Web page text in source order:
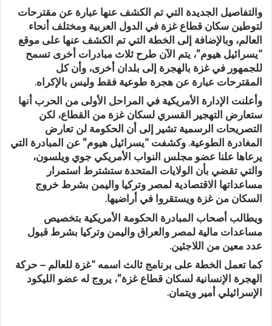
والتفاصيل الجديدة التي تم الكشف عنها عبارة عن مقترحات
لتوطين سكان قطاع غزة في الدول العربية ومختلف أنحاء
العالم، وبالإضافة إلى الخطة التي تم الكشف عنها على موقع
“يسرائيل هيوم”، يتم الآن طرح ثلاث مبادرات أخرى تسمح
للجمهور في غزة بالهجرة إلى بلدان أخرى، وأن كل
المقترحات عبارة عن هجرة طوعية فقط وليس بالإكراه.
وأعلنت الإدارة الأمريكية في المراحل الأولى من الحرب أنها
ستعارض التهجير القسري لسكان غزة من القطاع، لكن
التصريحات الرسمية تشير إلى أن الحكومة لن تعارض
المغادرة الطوعية. وكشفت “يسرائيل هيوم” عن المبادرة التي
يرعاها علنا عضو مجلس النواب الأمريكي جوي ويلسون،
والتي تقضي بأن الولايات المتحدة ستشترط استمرار
مساعداتها الاقتصادية لمصر وتركيا واليمن بشرط خروج
السكان من غزة ويستقروا في أراضيها.
ويطالب أصحاب المبادرة الحكومة الأمريكية بتخصيص
مساعدات مالية لمصر والعراق واليمن وتركيا بشرط قبول
عدد معين من اللاجئين.
كما تعمل الخطة على برنامج ثالث اسمه “غزة للعالم – حركة
الهجرة الإنسانية لسكان قطاع غزة”، يروج له عضو الليكود
الإسرائيلي أمير ويتمان.